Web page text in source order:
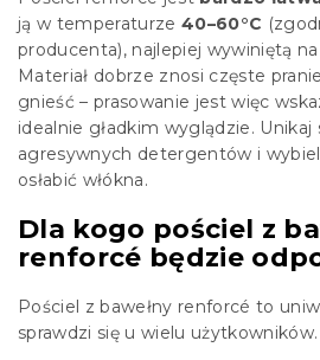
ją w temperaturze 40–60°C
producenta), najlepiej wywiniętą na
Materiał dobrze znosi częste
gnieść – prasowanie jest więc
idealnie gładkim wyglądzie. Unikaj
agresywnych detergentów i
osłabić włókna.
Dla kogo pościel z
renforcé będzie
Pościel z bawełny renforcé to
sprawdzi się u wielu